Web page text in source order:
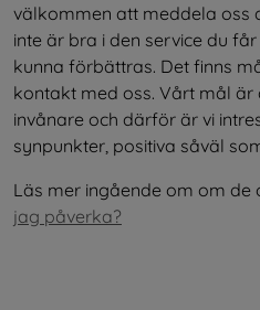
välkommen att meddela oss
inte är bra i den service du
kunna förbättras. Det finns
kontakt med oss. Vårt mål
invånare och därför är vi
synpunkter, positiva såväl
Läs mer ingående om om de
jag påverka?